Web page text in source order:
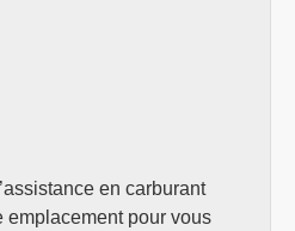
en carburant
emplacement pour vous